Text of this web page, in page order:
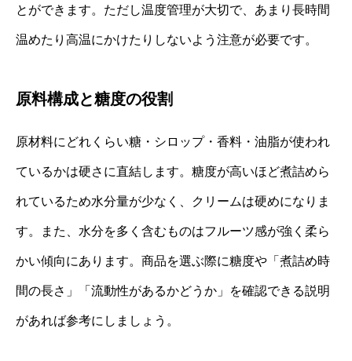
とができます。ただし温度管理が大切で、あまり長時間
温めたり高温にかけたりしないよう注意が必要です。
原料構成と糖度の役割
原材料にどれくらい糖・シロップ・香料・油脂が使われ
ているかは硬さに直結します。糖度が高いほど煮詰めら
れているため水分量が少なく、クリームは硬めになりま
す。また、水分を多く含むものはフルーツ感が強く柔ら
かい傾向にあります。商品を選ぶ際に糖度や「煮詰め時
間の長さ」「流動性があるかどうか」を確認できる説明
があれば参考にしましょう。